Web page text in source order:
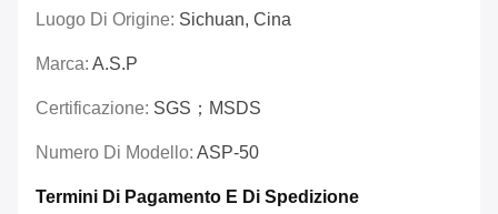
Luogo Di Origine: Sichuan, Cina
Marca: A.S.P
Certificazione: SGS；MSDS
Numero Di Modello: ASP-50
Termini Di Pagamento E Di Spedizione